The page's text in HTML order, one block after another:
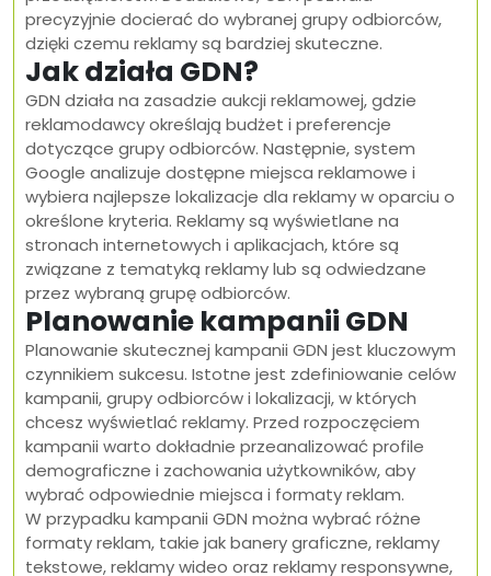
precyzyjnie docierać do wybranej grupy odbiorców,
dzięki czemu reklamy są bardziej skuteczne.
Jak działa GDN?
GDN działa na zasadzie aukcji reklamowej, gdzie
reklamodawcy określają budżet i preferencje
dotyczące grupy odbiorców. Następnie, system
Google analizuje dostępne miejsca reklamowe i
wybiera najlepsze lokalizacje dla reklamy w oparciu o
określone kryteria. Reklamy są wyświetlane na
stronach internetowych i aplikacjach, które są
związane z tematyką reklamy lub są odwiedzane
przez wybraną grupę odbiorców.
Planowanie kampanii GDN
Planowanie skutecznej kampanii GDN jest kluczowym
czynnikiem sukcesu. Istotne jest zdefiniowanie celów
kampanii, grupy odbiorców i lokalizacji, w których
chcesz wyświetlać reklamy. Przed rozpoczęciem
kampanii warto dokładnie przeanalizować profile
demograficzne i zachowania użytkowników, aby
wybrać odpowiednie miejsca i formaty reklam.
W przypadku kampanii GDN można wybrać różne
formaty reklam, takie jak banery graficzne, reklamy
tekstowe, reklamy wideo oraz reklamy responsywne,